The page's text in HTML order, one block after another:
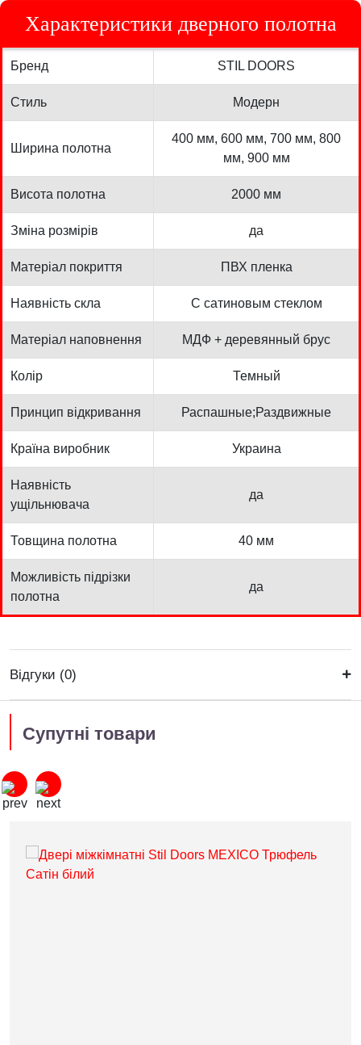
Характеристики дверного полотна
Бренд STIL DOORS
Стиль Модерн
Ширина полотна
400 мм, 600 мм, 700 мм, 800
мм, 900 мм
Висота полотна 2000 мм
Зміна розмірів да
Матеріал покриття ПВХ пленка
Наявність скла С сатиновым стеклом
Матеріал наповнення МДФ + деревянный брус
Колір Темный
Принцип відкривання Распашные;Раздвижные
Країна виробник Украина
Наявність
ущільнювача
да
Товщина полотна 40 мм
Можливість підрізки
полотна
да
Відгуки (0)
Супутні товари